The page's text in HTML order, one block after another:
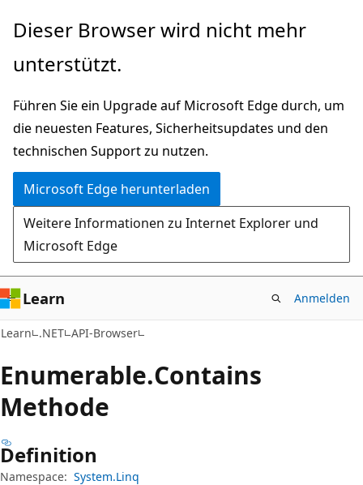
Zu
wechseln
Zur
springen
Dieser Browser wird nicht mehr
unterstützt.
Führen Sie ein Upgrade auf Microsoft Edge durch, um
die neuesten Features, Sicherheitsupdates und den
technischen Support zu nutzen.
Microsoft Edge herunterladen
Weitere Informationen zu Internet Explorer und
Microsoft Edge
Learn Anmelden
Learn .NET API-Browser
Enumerable.Contains
Methode
Definition
Namespace: System.Linq